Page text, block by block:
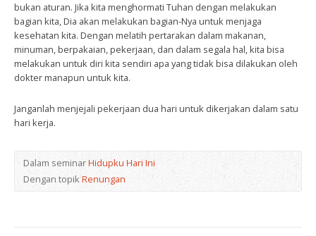
bukan aturan. Jika kita menghormati Tuhan dengan melakukan
bagian kita, Dia akan melakukan bagian-Nya untuk menjaga
kesehatan kita. Dengan melatih pertarakan dalam makanan,
minuman, berpakaian, pekerjaan, dan dalam segala hal, kita bisa
melakukan untuk diri kita sendiri apa yang tidak bisa dilakukan oleh
dokter manapun untuk kita.
Janganlah menjejali pekerjaan dua hari untuk dikerjakan dalam satu
hari kerja.
Dalam seminarHidupku Hari Ini
Dengan topikRenungan